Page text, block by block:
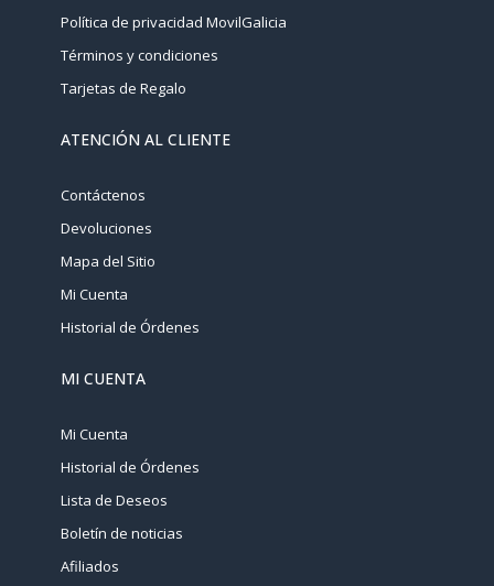
Política de privacidad MovilGalicia
Términos y condiciones
Tarjetas de Regalo
ATENCIÓN AL CLIENTE
Contáctenos
Devoluciones
Mapa del Sitio
Mi Cuenta
Historial de Órdenes
MI CUENTA
Mi Cuenta
Historial de Órdenes
Lista de Deseos
Boletín de noticias
Afiliados